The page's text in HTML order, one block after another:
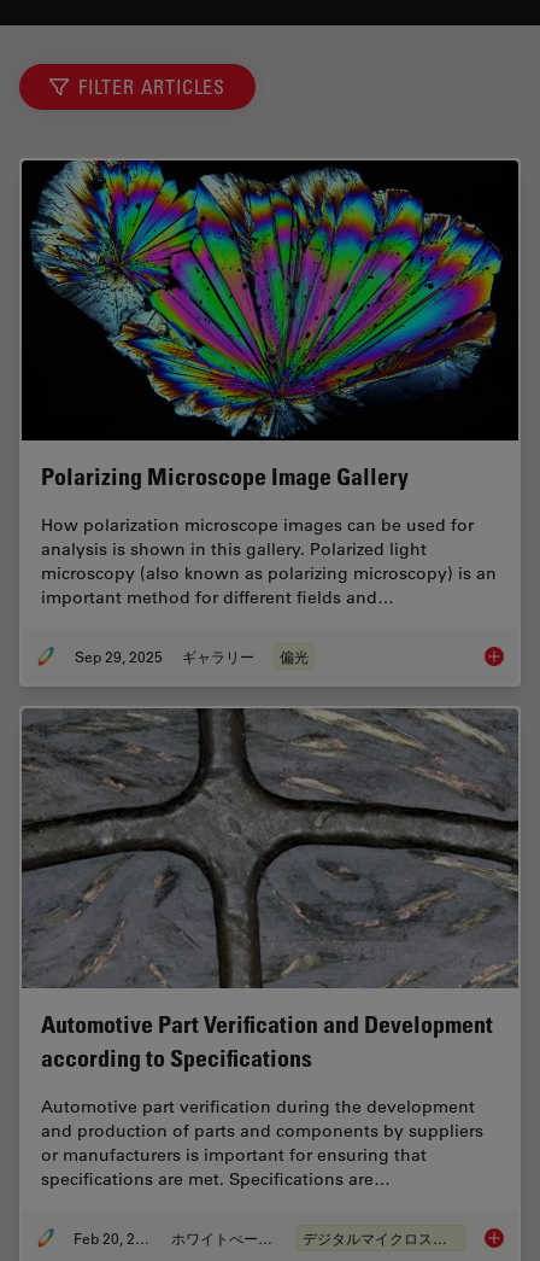
FILTER ARTICLES
Polarizing Microscope Image Gallery
How polarization microscope images can be used for
analysis is shown in this gallery. Polarized light
microscopy (also known as polarizing microscopy) is an
important method for different fields and…
Sep 29, 2025 ギャラリー 偏光
Automotive Part Verification and Development
according to Specifications
Automotive part verification during the development
and production of parts and components by suppliers
or manufacturers is important for ensuring that
specifications are met. Specifications are…
Feb 20, 2025 ホワイトぺーパー デジタルマイクロスコープ